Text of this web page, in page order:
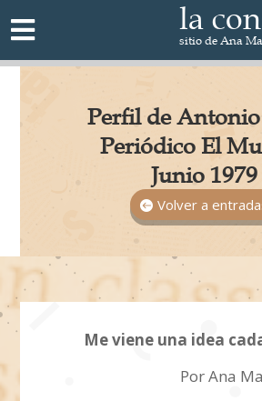
 la
sitio de Ana
Perfil de
Periódico El
Junio 1979
Volver a
Me viene una idea
Por Ana